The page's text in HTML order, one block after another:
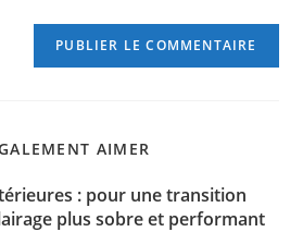
AIMER
: pour une transition
plus sobre et performant